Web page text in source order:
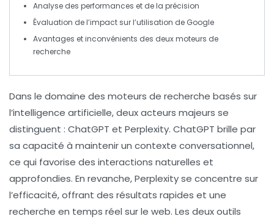
Analyse des performances et de la précision
Évaluation de l’impact sur l’utilisation de Google
Avantages et inconvénients des deuxmoteurs de
recherche
Dans le domaine des moteurs de recherche basés sur
l’intelligence artificielle, deux acteurs majeurs se
distinguent : ChatGPT et Perplexity. ChatGPT brille par
sa capacité à maintenir un contexte conversationnel,
ce qui favorise des interactions naturelles et
approfondies. En revanche, Perplexity se concentre sur
l’efficacité, offrant des résultats rapides et une
recherche en temps réel sur le web. Les deux outils